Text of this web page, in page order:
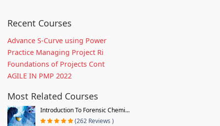
Recent Courses
Advance S-Curve using Power
Practice Managing Project Ri
Foundations of Projects Cont
AGILE IN PMP 2022
Most Related Courses
Introduction To Forensic Chemi...
(262 Reviews )